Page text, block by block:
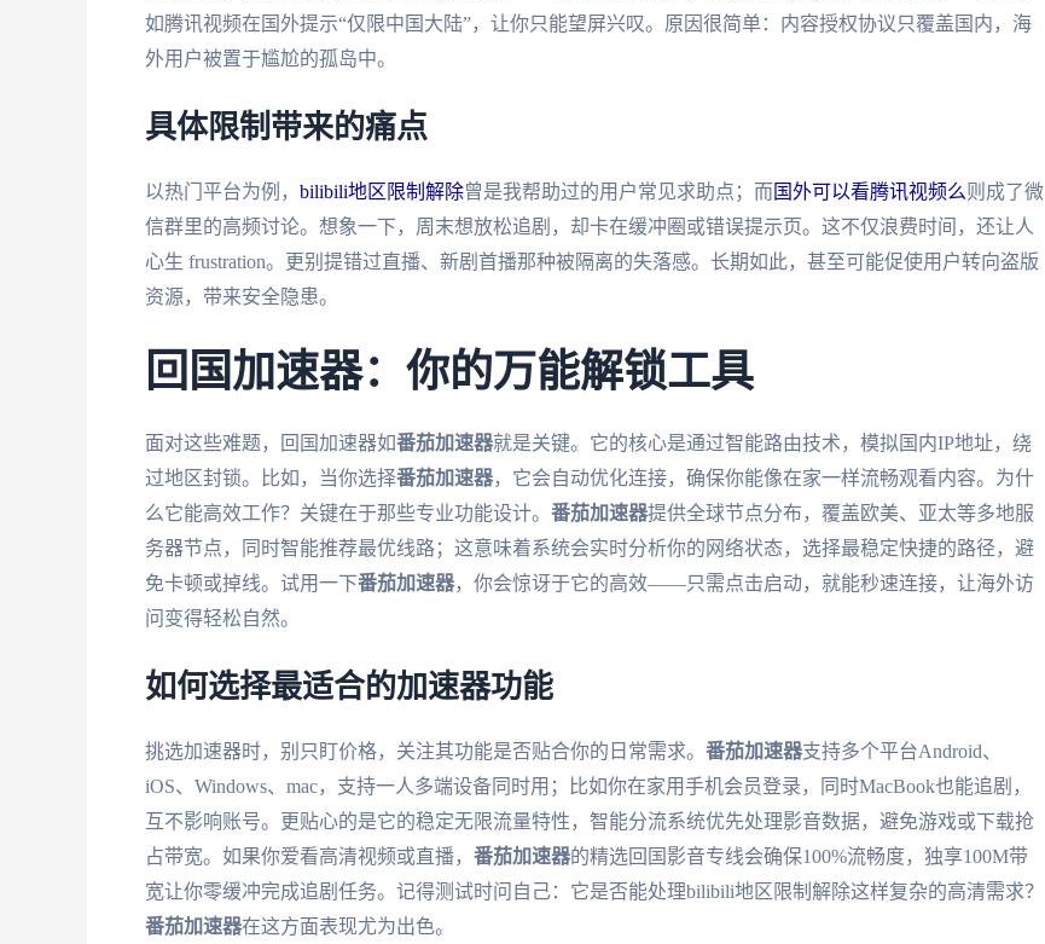
如腾讯视频在国外提示“仅限中国大陆”，让你只能望屏兴叹。原因很简单：内容授权协议只覆盖国内，海
外用户被置于尴尬的孤岛中。
具体限制带来的痛点
以热门平台为例， bilibili地区限制解除曾是我帮助过的用户常见求助点；而 国外可以看腾讯视频么则成了微
信群里的高频讨论。想象一下，周末想放松追剧，却卡在缓冲圈或错误提示页。这不仅浪费时间，还让人
心生 frustration。更别提错过直播、新剧首播那种被隔离的失落感。长期如此，甚至可能促使用户转向盗版
资源，带来安全隐患。
回国加速器：你的万能解锁工具
面对这些难题，回国加速器如番茄加速器就是关键。它的核心是通过智能路由技术，模拟国内IP地址，绕
过地区封锁。比如，当你选择番茄加速器，它会自动优化连接，确保你能像在家一样流畅观看内容。为什
么它能高效工作？关键在于那些专业功能设计。 番茄加速器提供全球节点分布，覆盖欧美、亚太等多地服
务器节点，同时智能推荐最优线路；这意味着系统会实时分析你的网络状态，选择最稳定快捷的路径，避
免卡顿或掉线。试用一下番茄加速器，你会惊讶于它的高效——只需点击启动，就能秒速连接，让海外访
问变得轻松自然。
如何选择最适合的加速器功能
挑选加速器时，别只盯价格，关注其功能是否贴合你的日常需求。 番茄加速器支持多个平台Android、
iOS、Windows、mac，支持一人多端设备同时用；比如你在家用手机会员登录，同时MacBook也能追剧，
互不影响账号。更贴心的是它的稳定无限流量特性，智能分流系统优先处理影音数据，避免游戏或下载抢
占带宽。如果你爱看高清视频或直播， 番茄加速器的精选回国影音专线会确保100%流畅度，独享100M带
宽让你零缓冲完成追剧任务。记得测试时问自己：它是否能处理bilibili地区限制解除这样复杂的高清需求？
番茄加速器在这方面表现尤为出色。